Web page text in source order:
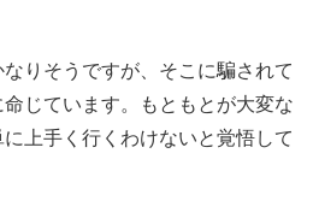
りそうですが、そこに騙されて
じています。もともとが大変な
上手く行くわけないと覚悟して